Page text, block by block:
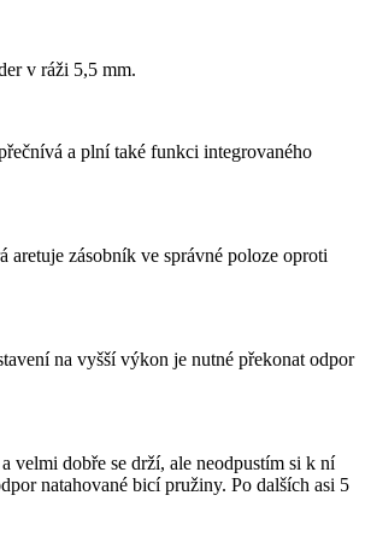
v ráži 5,5 mm.
a plní také funkci integrovaného
zásobník ve správné poloze oproti
na vyšší výkon je nutné překonat odpor
velmi dobře se drží, ale neodpustím si k ní
natahované bicí pružiny. Po dalších asi 5